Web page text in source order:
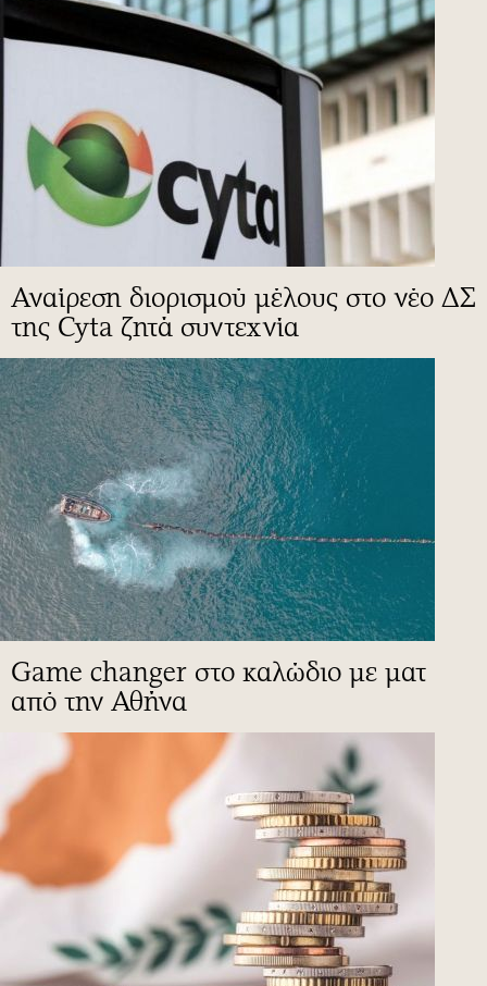
Αναίρεση διορισμού μέλους στο νέο ΔΣ
της Cyta ζητά συντεχνία
Game changer στο καλώδιο με ματ
από την Αθήνα